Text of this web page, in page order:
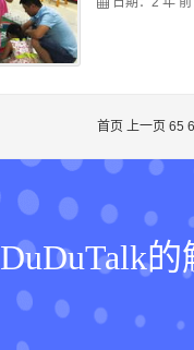
首页 上一页 65
DuDuTalk